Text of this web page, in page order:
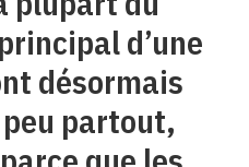
d’une
désormais
partout,